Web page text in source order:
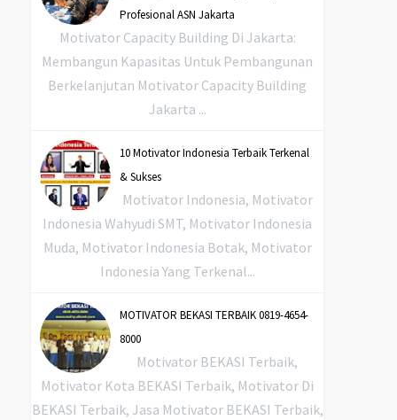
Profesional ASN Jakarta
Motivator Capacity Building Di Jakarta:
Membangun Kapasitas Untuk Pembangunan
Berkelanjutan Motivator Capacity Building
Jakarta ...
10 Motivator Indonesia Terbaik Terkenal
& Sukses
Motivator Indonesia, Motivator
Indonesia Wahyudi SMT, Motivator Indonesia
Muda, Motivator Indonesia Botak, Motivator
Indonesia Yang Terkenal...
MOTIVATOR BEKASI TERBAIK 0819-4654-
8000
Motivator BEKASI Terbaik,
Motivator Kota BEKASI Terbaik, Motivator Di
BEKASI Terbaik, Jasa Motivator BEKASI Terbaik,